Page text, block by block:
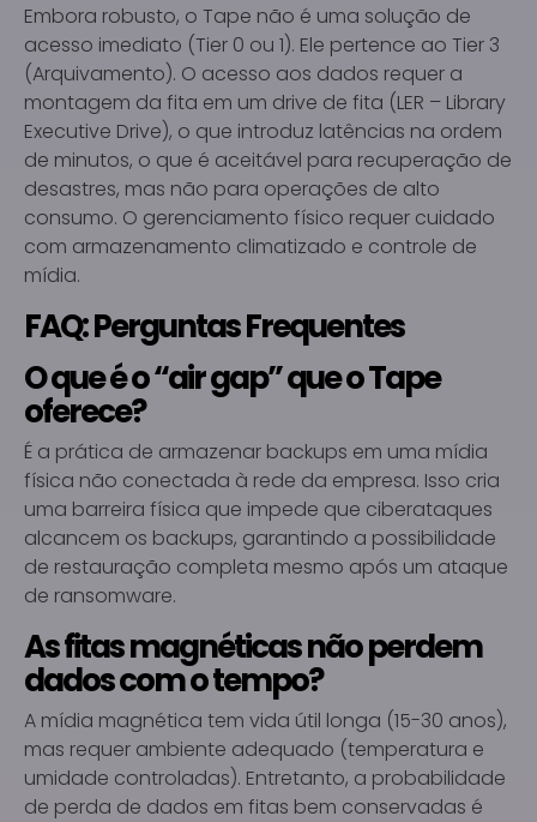
Embora robusto, o Tape não é uma solução de
acesso imediato (Tier 0 ou 1). Ele pertence ao Tier 3
(Arquivamento). O acesso aos dados requer a
montagem da fita em um drive de fita (LER – Library
Executive Drive), o que introduz latências na ordem
de minutos, o que é aceitável para recuperação de
desastres, mas não para operações de alto
consumo. O gerenciamento físico requer cuidado
com armazenamento climatizado e controle de
mídia.
FAQ: Perguntas Frequentes
O que é o “air gap” que o Tape
oferece?
É a prática de armazenar backups em uma mídia
física não conectada à rede da empresa. Isso cria
uma barreira física que impede que ciberataques
alcancem os backups, garantindo a possibilidade
de restauração completa mesmo após um ataque
de ransomware.
As fitas magnéticas não perdem
dados com o tempo?
A mídia magnética tem vida útil longa (15-30 anos),
mas requer ambiente adequado (temperatura e
umidade controladas). Entretanto, a probabilidade
de perda de dados em fitas bem conservadas é